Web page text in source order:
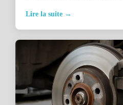
Lire la suite →